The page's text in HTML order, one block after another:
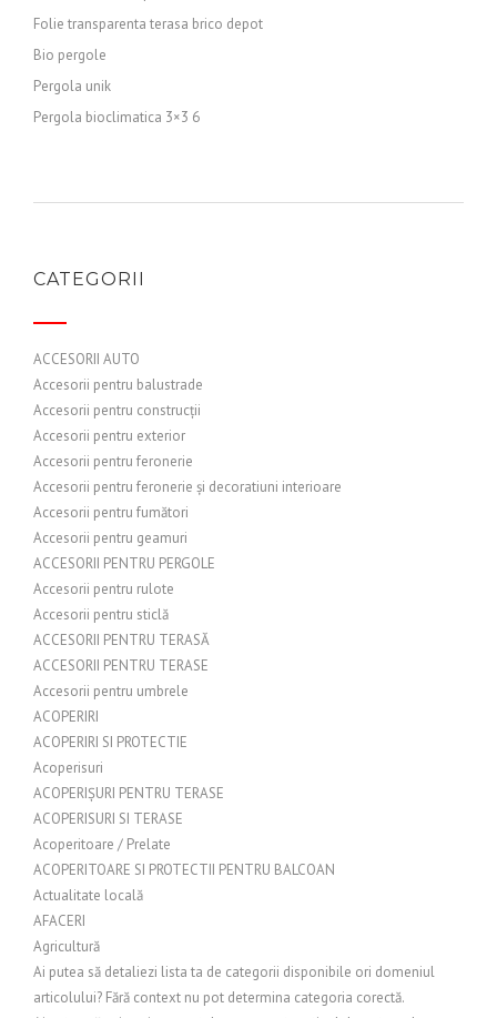
Folie transparenta terasa brico depot
Bio pergole
Pergola unik
Pergola bioclimatica 3×3 6
CATEGORII
ACCESORII AUTO
Accesorii pentru balustrade
Accesorii pentru construcții
Accesorii pentru exterior
Accesorii pentru feronerie
Accesorii pentru feronerie și decoratiuni interioare
Accesorii pentru fumători
Accesorii pentru geamuri
ACCESORII PENTRU PERGOLE
Accesorii pentru rulote
Accesorii pentru sticlă
ACCESORII PENTRU TERASĂ
ACCESORII PENTRU TERASE
Accesorii pentru umbrele
ACOPERIRI
ACOPERIRI SI PROTECTIE
Acoperisuri
ACOPERIȘURI PENTRU TERASE
ACOPERISURI SI TERASE
Acoperitoare / Prelate
ACOPERITOARE SI PROTECTII PENTRU BALCOAN
Actualitate locală
AFACERI
Agricultură
Ai putea să detaliezi lista ta de categorii disponibile ori domeniul
articolului? Fără context nu pot determina categoria corectă.